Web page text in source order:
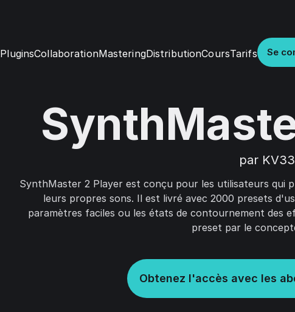
PluginsCollaborationMasteringDistributionCoursTarifs Se
par
SynthMaster 2 Player est conçu pour les utilisateurs qui
leurs propres sons. Il est livré avec 2000 presets
paramètres faciles ou les états de contournement des
preset par le
Obtenez l'accès avec les